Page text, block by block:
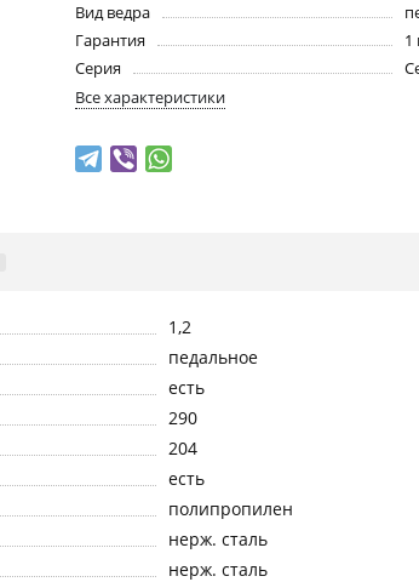
Вид ведра
Гарантия
1
Серия
Все характеристики
1,2
педальное
есть
290
204
есть
полипропилен
нерж. сталь
нерж. сталь